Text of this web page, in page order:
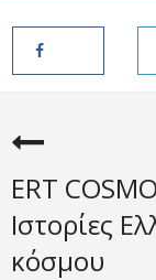
ERT
Ιστορίες
κόσμου